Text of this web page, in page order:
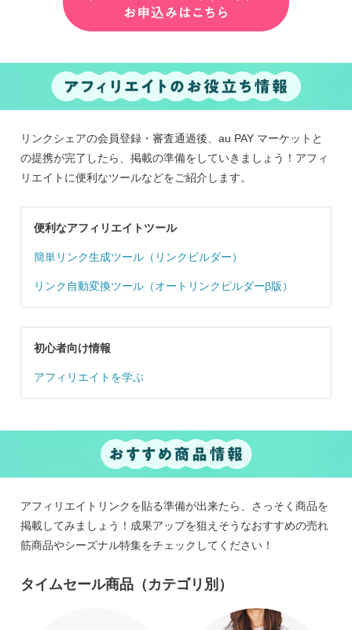
リンクシェアの会員登録・審査通過後、 au PAY マーケット と
の提携が完了したら、掲載の準備をしていきましょう！アフィ
リエイトに便利なツールなどをご紹介します。
便利なアフィリエイトツール
簡単リンク生成ツール（リンクビルダー）
リンク自動変換ツール（オートリンクビルダーβ版）
初心者向け情報
アフィリエイトを学ぶ
アフィリエイトリンクを貼る準備が出来たら、さっそく商品を
掲載してみましょう！成果アップを狙えそうなおすすめの売れ
筋商品やシーズナル特集をチェックしてください！
タイムセール商品（カテゴリ別）